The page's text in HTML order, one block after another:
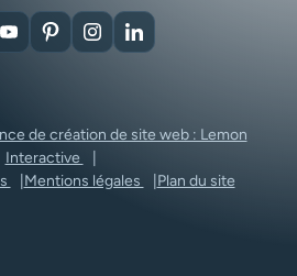
YouTubePinterestInstagramLinkedIn
de création de site web : Lemon
Interactive
Mentions légales Plan du site